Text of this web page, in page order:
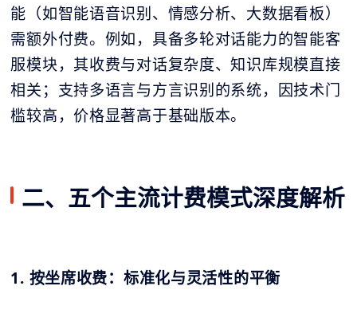
能（如智能语音识别、情感分析、大数据看板）
需额外付费。例如，具备多轮对话能力的智能客
服模块，其收费与对话复杂度、知识库规模直接
相关；支持多语言与方言识别的系统，因技术门
槛较高，价格显著高于基础版本。
二、五个主流计费模式深度解析
1. 按坐席收费：标准化与灵活性的平衡